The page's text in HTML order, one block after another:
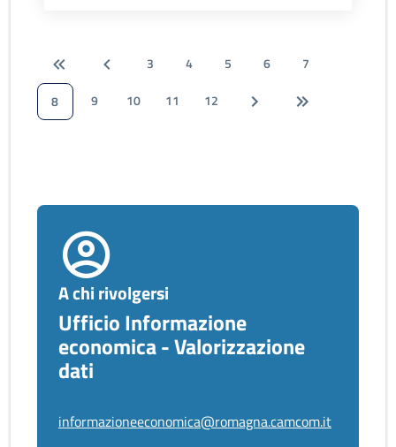
3 4 5 6
7
8
9 10 11 12
A chi rivolgersi
Ufficio Informazione
economica - Valorizzazione
dati
informazioneeconomica@romagna.camcom.it